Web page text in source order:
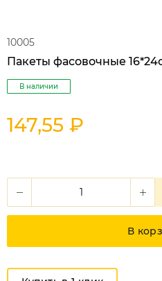
10005
Пакеты фасовочные
В наличии
147,55 ₽
В